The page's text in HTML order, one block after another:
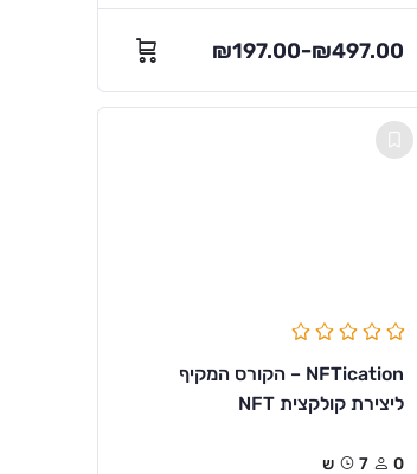
₪197.00–₪497.00
NFTication – הקורס המקיף
ליצירת קולקצית NFT
0 7ש